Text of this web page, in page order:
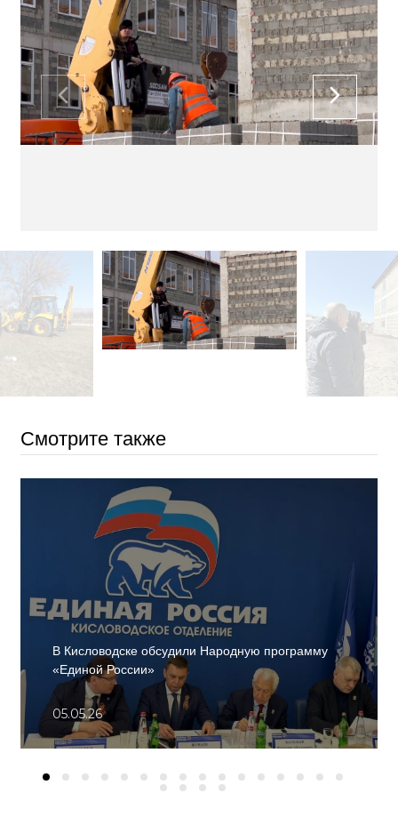
Смотрите также
В Кисловодске обсудили Народную программу
«Единой России»
05.05.26